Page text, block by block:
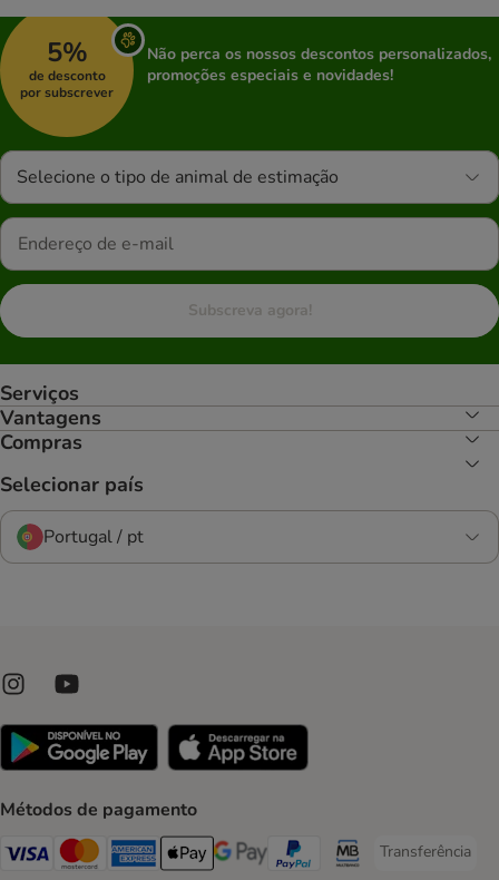
5%
de desconto
por subscrever
Não perca os nossos descontos personalizados,
promoções especiais e novidades!
Selecione o tipo de animal de estimação
Subscreva agora!
Serviços
Vantagens
Compras
Selecionar país
Portugal / pt
Métodos de pagamento
Visa Payment Method
Mastercard Payment Method
American Express Payment Method
Apple Pay Payment Method
Google Pay Payment Method
PayPal Payment Method
Multibanco Payment
Transferência
Transferência